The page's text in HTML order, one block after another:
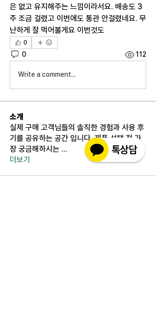
은 없고 유지해주는 느낌이라서요. 배송도 3
주 조금 걸렸고 이번에도 통관 안걸렸네요. 무
난하게 잘 먹어볼게요 이번것도
0
0 112
Write a comment...
소개
실제 구매 고객님들의 솔직한 경험과 사용 후
기를 공유하는 공간 입니다. 제품 선택 전 가
장 궁금해하시는 ...
더보기